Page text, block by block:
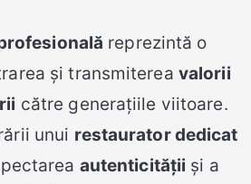
reprezintă o
și transmiterea valorii
către generațiile viitoare.
unui restaurator dedicat
autenticității și a